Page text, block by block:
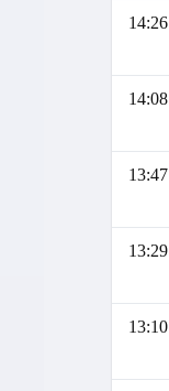
14:26
14:08
13:47
13:29
13:10